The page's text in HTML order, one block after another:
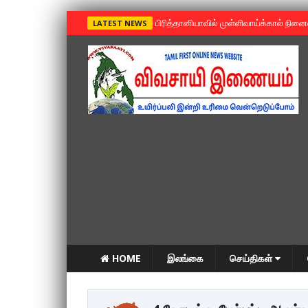
LATEST NEWS »பிரித்தானியாவில் முள்ளிவாய்க்கால்
HOME இலங்கை செய்திகள்